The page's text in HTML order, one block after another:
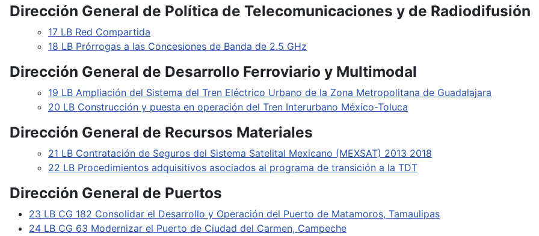
Dirección General de Política de Telecomunicaciones y de Radiodifusión
17 LB Red Compartida
18 LB Prórrogas a las Concesiones de Banda de 2.5 GHz
Dirección General de Desarrollo Ferroviario y Multimodal
19 LB Ampliación del Sistema del Tren Eléctrico Urbano de la Zona Metropolitana de Guadalajara
20 LB Construcción y puesta en operación del Tren Interurbano México-Toluca
Dirección General de Recursos Materiales
21 LB Contratación de Seguros del Sistema Satelital Mexicano (MEXSAT) 2013 2018
22 LB Procedimientos adquisitivos asociados al programa de transición a la TDT
Dirección General de Puertos
23 LB CG 182 Consolidar el Desarrollo y Operación del Puerto de Matamoros, Tamaulipas
24 LB CG 63 Modernizar el Puerto de Ciudad del Carmen, Campeche